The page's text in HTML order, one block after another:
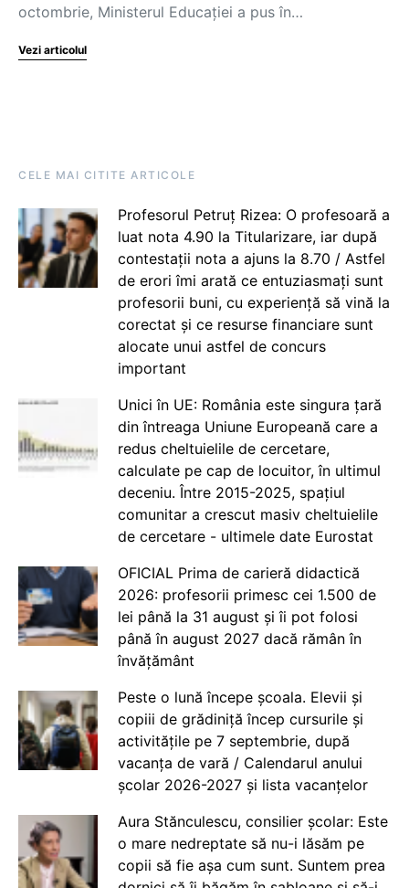
octombrie, Ministerul Educației a pus în…
Vezi articolul
CELE MAI CITITE ARTICOLE
Profesorul Petruț Rizea: O profesoară a
luat nota 4.90 la Titularizare, iar după
contestații nota a ajuns la 8.70 / Astfel
de erori îmi arată ce entuziasmați sunt
profesorii buni, cu experiență să vină la
corectat și ce resurse financiare sunt
alocate unui astfel de concurs
important
Unici în UE: România este singura țară
din întreaga Uniune Europeană care a
redus cheltuielile de cercetare,
calculate pe cap de locuitor, în ultimul
deceniu. Între 2015-2025, spațiul
comunitar a crescut masiv cheltuielile
de cercetare - ultimele date Eurostat
OFICIAL Prima de carieră didactică
2026: profesorii primesc cei 1.500 de
lei până la 31 august și îi pot folosi
până în august 2027 dacă rămân în
învățământ
Peste o lună începe școala. Elevii și
copiii de grădiniță încep cursurile și
activitățile pe 7 septembrie, după
vacanța de vară / Calendarul anului
școlar 2026-2027 și lista vacanțelor
Aura Stănculescu, consilier școlar: Este
o mare nedreptate să nu-i lăsăm pe
copii să fie așa cum sunt. Suntem prea